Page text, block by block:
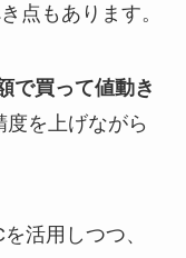
点もあります。
で買って値動き
を上げながら
活用しつつ、